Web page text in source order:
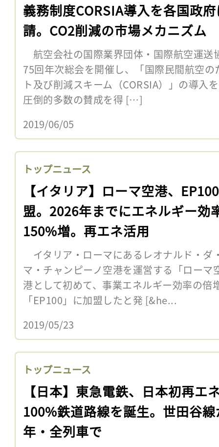
義務制度CORSIA導入を各国政
請。CO2削減の市場メカニズム
航空会社の国際業界団体・国際航空運送
75回年次総会を開催し、「国際民間航空
ト及び削減スキーム（CORSIA）」の導入
圧倒的多数の賛成を得 […]
2019/06/05
トップニュース
【イタリア】ローマ空港、
盟。2026年までにエネルギー効
150%増。再エネ活用
イタリア・ローマにあるレオナルド・ダ
マ・チャンピーノ空港を運営する「ロー
港として初めて、事業エネルギー効率の倍
「EP100」に加盟したと発 [&he...
2019/05/23
トップニュース
【日本】東急電鉄、日本初再エ
100%鉄道路線を誕生。世田谷
年・全列車で